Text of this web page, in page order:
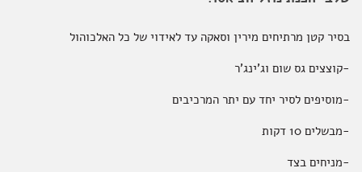
בסיר קטן מרתיחים מירין וסאקה עד לאידוי של כל האלכוהול
-קוצצים גס שום וג'ינג'ר
-מוסיפים לסיר יחד עם יתר המרכיבים
-מבשלים 10 דקות
-מניחים בצד